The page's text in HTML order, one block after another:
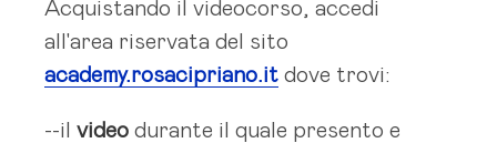
Acquistando il videocorso, accedi
all'area riservata del sito
academy.rosacipriano.it dove trovi:
--il video durante il quale presento e